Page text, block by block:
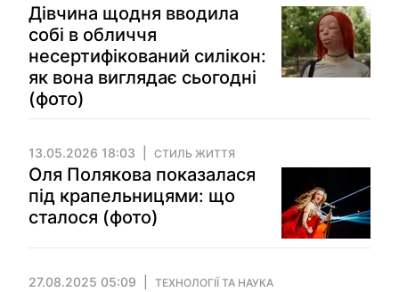
Дівчина щодня вводила
собі в обличчя
несертифікований силікон:
як вона виглядає сьогодні
(фото)
13.05.2026 18:03 СТИЛЬ ЖИТТЯ
Оля Полякова показалася
під крапельницями: що
сталося (фото)
27.08.2025 05:09 ТЕХНОЛОГІЇ ТА НАУКА